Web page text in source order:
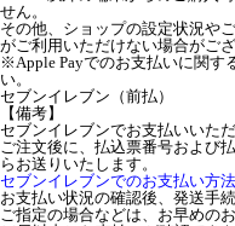
せん。
その他、ショップの設定状況や
がご利用いただけない場合がござ
※Apple Payでのお支払いに関す
い。
セブンイレブン（前払）
【備考】
セブンイレブンでお支払いいただ
ご注文後に、払込票番号および
らお送りいたします。
セブンイレブンでのお支払い方法
お支払い状況の確認後、発送手
ご指定の場合などは、お早めの